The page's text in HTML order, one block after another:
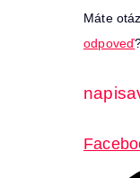
Máte
odpoveď